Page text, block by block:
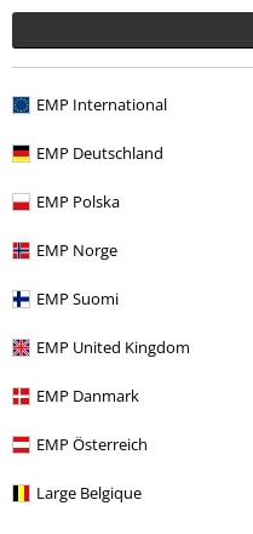
EMP International
EMP Deutschland
EMP Polska
EMP Norge
EMP Suomi
EMP United Kingdom
EMP Danmark
EMP Österreich
Large Belgique
rek-pris
Tjejer Kläder Tröjor & Cardigans
Tjejer Kläder Tröjor & Cardigans
Tjejer Kläder Tröjor & Cardigans